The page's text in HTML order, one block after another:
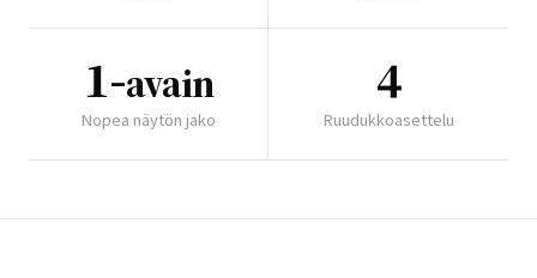
1-avain
Nopea näytön jako
4
Ruudukkoasettelu